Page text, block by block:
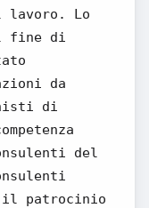
Lo
fine di
da
di
del
patrocinio